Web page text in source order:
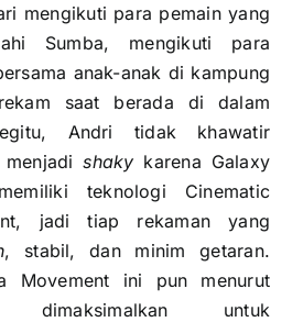
mengikuti para pemain yang
Sumba, mengikuti para
anak-anak di kampung
saat berada di dalam
Andri tidak khawatir
menjadishaky karena Galaxy
teknologi Cinematic
jadi tiap rekaman yang
, stabil, dan minim getaran.
Movement ini pun menurut
untuk